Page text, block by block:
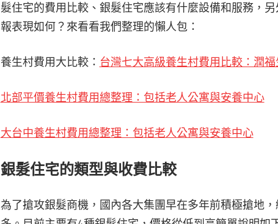
髮住宅的費用比較、銀髮住宅應該有什麼設備和服務，
報表現如何？來看看我們整理的懶人包：
養生村費用大比較： 台灣七大高級養生村費用比較：潤
北部平價養生村費用總整理：包括老人公寓與安養中心
大台中養生村費用總整理：包括老人公寓與安養中心
銀髮住宅的類型與收費比較
為了搶攻銀髮商機，國內各大集團早在多年前積極搶地